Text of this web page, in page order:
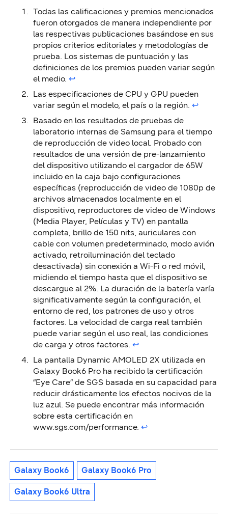
Todas las calificaciones y premios mencionados
fueron otorgados de manera independiente por
las respectivas publicaciones basándose en sus
propios criterios editoriales y metodologías de
prueba. Los sistemas de puntuación y las
definiciones de los premios pueden variar según
el medio. ↩︎
Las especificaciones de CPU y GPU pueden
variar según el modelo, el país o la región. ↩︎
Basado en los resultados de pruebas de
laboratorio internas de Samsung para el tiempo
de reproducción de video local. Probado con
resultados de una versión de pre-lanzamiento
del dispositivo utilizando el cargador de 65W
incluido en la caja bajo configuraciones
específicas (reproducción de video de 1080p de
archivos almacenados localmente en el
dispositivo, reproductores de video de Windows
(Media Player, Películas y TV) en pantalla
completa, brillo de 150 nits, auriculares con
cable con volumen predeterminado, modo avión
activado, retroiluminación del teclado
desactivada) sin conexión a Wi-Fi o red móvil,
midiendo el tiempo hasta que el dispositivo se
descargue al 2%. La duración de la batería varía
significativamente según la configuración, el
entorno de red, los patrones de uso y otros
factores. La velocidad de carga real también
puede variar según el uso real, las condiciones
de carga y otros factores. ↩︎
La pantalla Dynamic AMOLED 2X utilizada en
Galaxy Book6 Pro ha recibido la certificación
“Eye Care” de SGS basada en su capacidad para
reducir drásticamente los efectos nocivos de la
luz azul. Se puede encontrar más información
sobre esta certificación en
www.sgs.com/performance. ↩︎
Galaxy Book6 Galaxy Book6 Pro
Galaxy Book6 Ultra